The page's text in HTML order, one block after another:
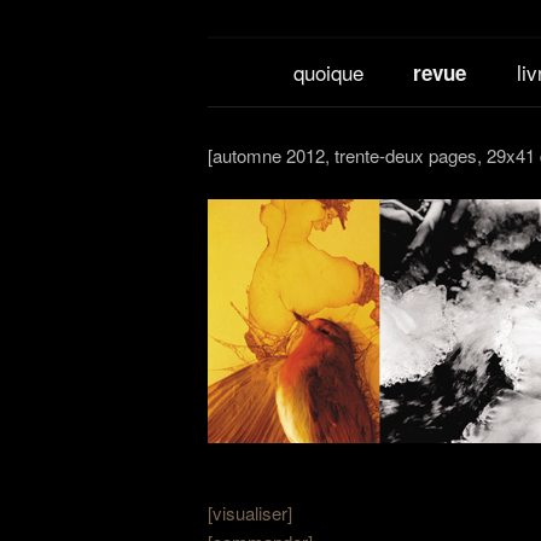
Revue
Livres
quoique revue
[automne 2012, trente-deux pages, 29x41
[visualiser]